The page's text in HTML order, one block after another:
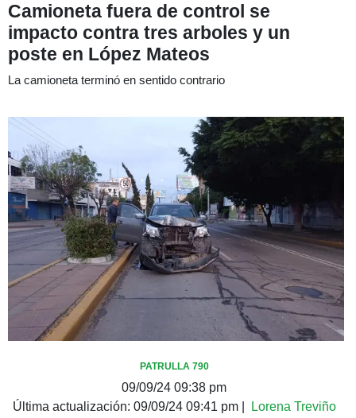
Camioneta fuera de control se
impacto contra tres arboles y un
poste en López Mateos
La camioneta terminó en sentido contrario
PATRULLA 790
09/09/24 09:38 pm
Última actualización: 09/09/24 09:41 pm| Lorena Treviño